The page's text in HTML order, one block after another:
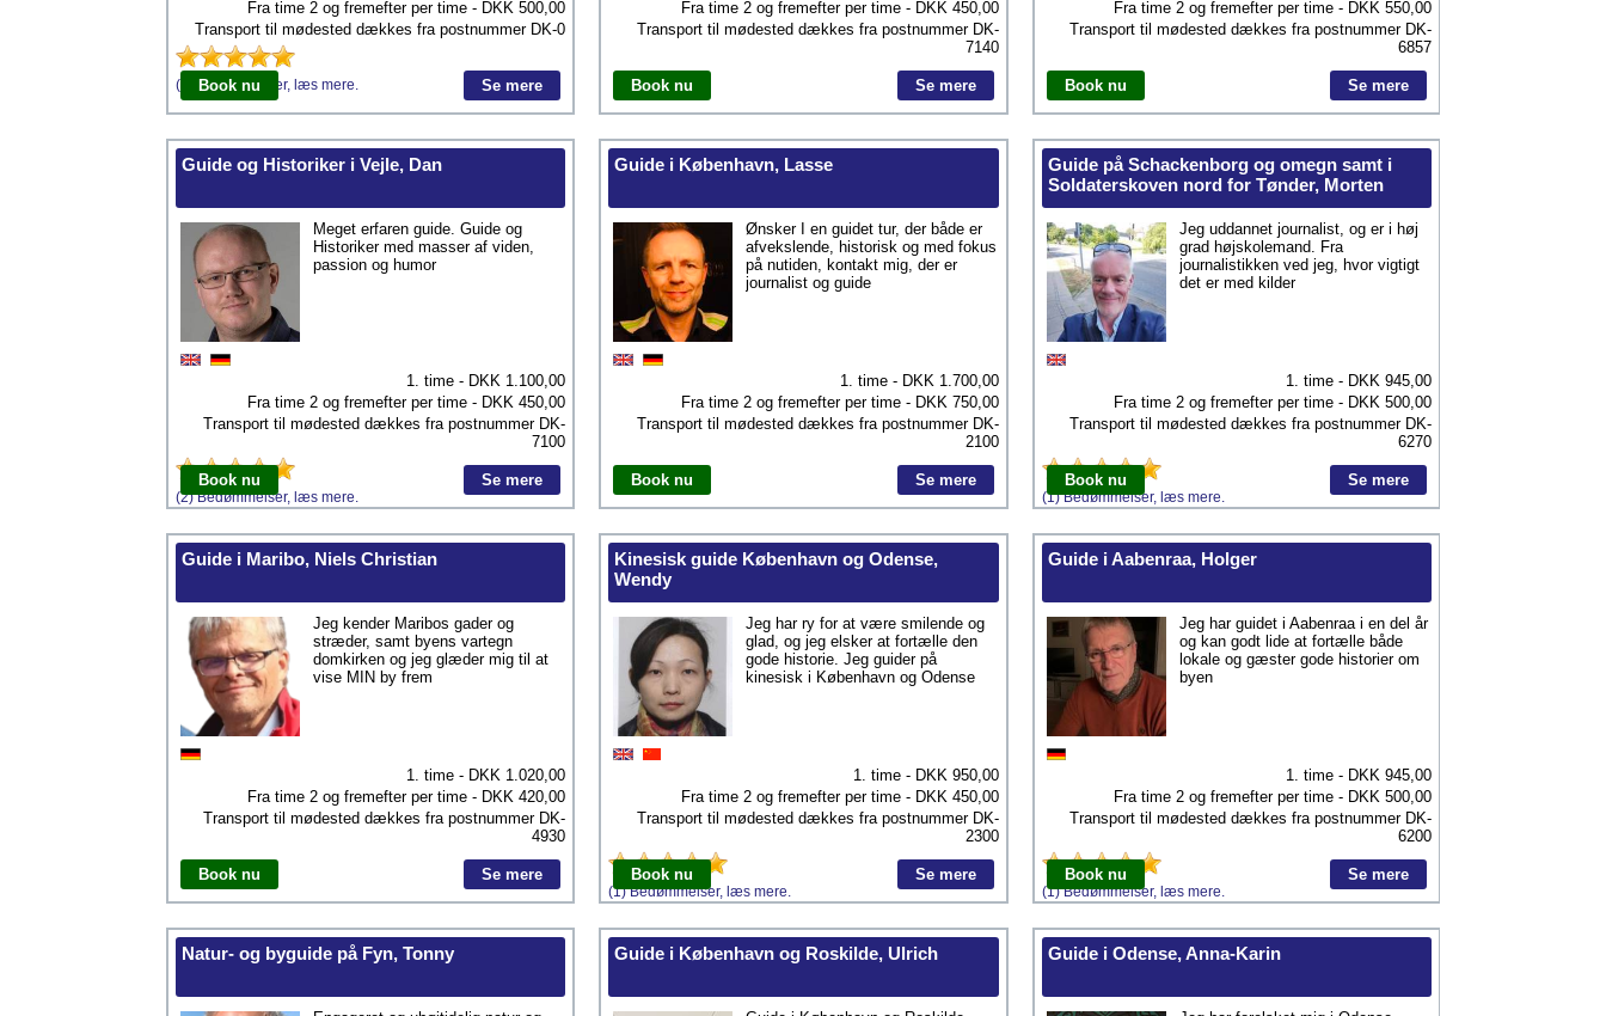
Fra time 2 og fremefter per time - DKK500,00
Transport til mødested dækkes fra postnummer DK-0
(1) Bedømmelser, læs mere.
Book nu Se mere
Fra time 2 og fremefter per time - DKK 450,00
Transport til mødested dækkes fra postnummer DK-
7140
Book nu Se mere
Fra time 2 og fremefter per time - DKK 550,00
Transport til mødested dækkes fra postnummer DK-
6857
Book nu Se mere
Guide og Historiker i Vejle, Dan
Meget erfaren guide. Guide og
Historiker med masser af viden,
passion og humor
1. time - DKK 1.100,00
Fra time 2 og fremefter per time - DKK450,00
Transport til mødested dækkes fra postnummer DK-
7100
(2) Bedømmelser, læs mere.
Book nu Se mere
Guide i København, Lasse
Ønsker I en guidet tur, der både er
afvekslende, historisk og med fokus
på nutiden, kontakt mig, der er
journalist og guide
1. time - DKK 1.700,00
Fra time 2 og fremefter per time - DKK 750,00
Transport til mødested dækkes fra postnummer DK-
2100
Book nu Se mere
Guide på Schackenborg og omegn samt i
Soldaterskoven nord for Tønder, Morten
Jeg uddannet journalist, og er i høj
grad højskolemand. Fra
journalistikken ved jeg, hvor vigtigt
det er med kilder
1. time - DKK 945,00
Fra time 2 og fremefter per time - DKK 500,00
Transport til mødested dækkes fra postnummer DK-
6270
(1) Bedømmelser, læs mere.
Book nu Se mere
Guide i Maribo, Niels Christian
Jeg kender Maribos gader og
stræder, samt byens vartegn
domkirken og jeg glæder mig til at
vise MIN by frem
1. time - DKK 1.020,00
Fra time 2 og fremefter per time - DKK420,00
Transport til mødested dækkes fra postnummer DK-
4930
Book nu Se mere
Kinesisk guide København og Odense,
Wendy
Jeg har ry for at være smilende og
glad, og jeg elsker at fortælle den
gode historie. Jeg guider på
kinesisk i København og Odense
1. time - DKK 950,00
Fra time 2 og fremefter per time - DKK 450,00
Transport til mødested dækkes fra postnummer DK-
2300
(1) Bedømmelser, læs mere.
Book nu Se mere
Guide i Aabenraa, Holger
Jeg har guidet i Aabenraa i en del år
og kan godt lide at fortælle både
lokale og gæster gode historier om
byen
1. time - DKK 945,00
Fra time 2 og fremefter per time - DKK 500,00
Transport til mødested dækkes fra postnummer DK-
6200
(1) Bedømmelser, læs mere.
Book nu Se mere
Natur- og byguide på Fyn, Tonny Guide i København og Roskilde, Ulrich Guide i Odense, Anna-Karin